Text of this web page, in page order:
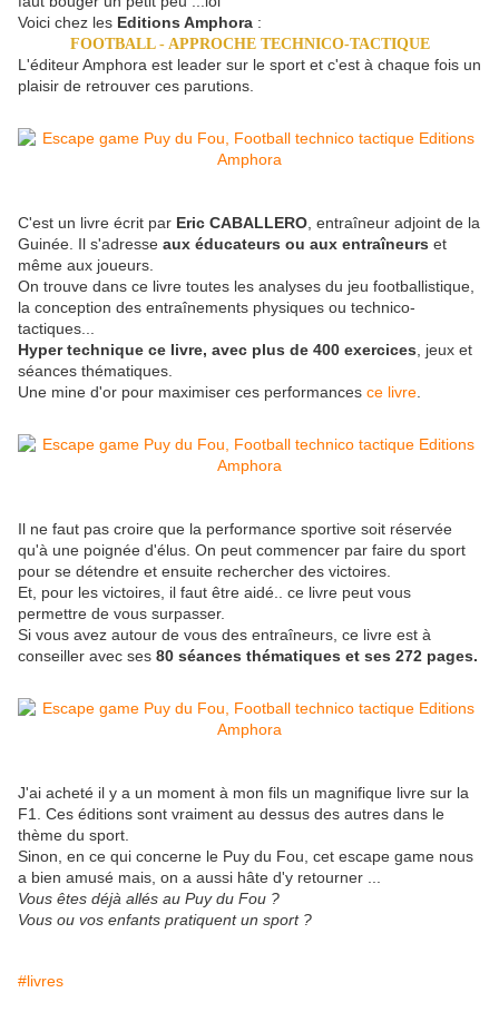
Voici chez les Editions Amphora :
FOOTBALL - APPROCHE TECHNICO-TACTIQUE
L'éditeur Amphora est leader sur le sport et c'est à chaque fois un
plaisir de retrouver ces parutions.
C'est un livre écrit par Eric CABALLERO , entraîneur adjoint de la
Guinée. Il s'adresse aux éducateurs ou aux entraîneurs et
même aux joueurs.
On trouve dans ce livre toutes les analyses du jeu footballistique,
la conception des entraînements physiques ou technico-
tactiques...
Hyper technique ce livre, avec plus de 400 exercices , jeux et
séances thématiques.
Une mine d'or pour maximiser ces performances ce livre
Il ne faut pas croire que la performance sportive soit réservée
qu'à une poignée d'élus. On peut commencer par faire du sport
pour se détendre et ensuite rechercher des victoires.
Et, pour les victoires, il faut être aidé.. ce livre peut vous
permettre de vous surpasser.
Si vous avez autour de vous des entraîneurs, ce livre est à
conseiller avec ses 80 séances thématiques et ses 272 pages.
J'ai acheté il y a un moment à mon fils un magnifique livre sur la
F1. Ces éditions sont vraiment au dessus des autres dans le
thème du sport.
Sinon, en ce qui concerne le Puy du Fou, cet escape game nous
a bien amusé mais, on a aussi hâte d'y retourner ...
Vous êtes déjà allés au Puy du Fou ?
Vous ou vos enfants pratiquent un sport ?
#livres